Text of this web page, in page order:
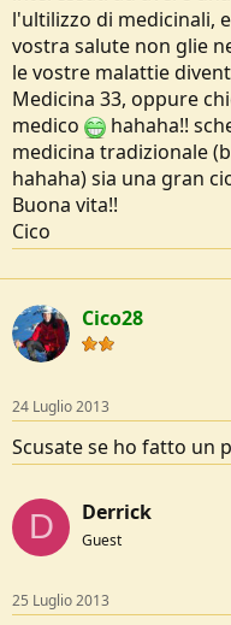
l'ultilizzo di medicinali,
vostra salute non glie
le vostre malattie
Medicina 33, oppure
medico
hahaha!!
medicina tradizionale
hahaha) sia una gran
Buona vita!!
Cico
Cico28
24 Luglio 2013
Scusate se ho fatto un
D Derrick
Guest
25 Luglio 2013